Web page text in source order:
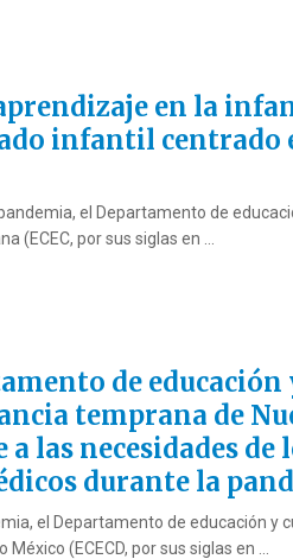
en la
infantil centrado
el Departamento de
(ECEC, por sus siglas en ...
de educación
temprana de
las necesidades de
durante la
el Departamento de educación y
(ECECD, por sus siglas en ...